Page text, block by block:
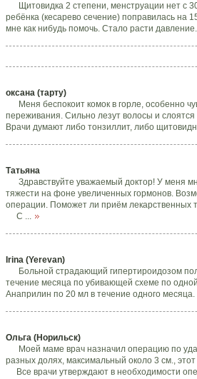
Щитовидка 2 степени, менструации нет с
ребёнка (кесарево сечение) поправилась на
мне как нибудь помочь. Стало расти давление.
оксана (тарту)
Меня беспокоит комок в горле, особенно
переживания. Сильно лезут волосы и
Врачи думают либо тонзиллит, либо
Татьяна
Здравствуйте уважаемый доктор! У меня
тяжести на фоне увеличенных гормонов.
операции. Поможет ли приём лекарственных
С ...
Irina (Yerevan)
Больной страдающий гипертироидозом
течение месяца по убивающей схеме по
Анаприлин по 20 мл в течение одного месяца.
Ольга (Норильск)
Моей маме врач назначил операцию по
разных долях, максимальный около 3 см.,
Все врачи утверждают в необходимости